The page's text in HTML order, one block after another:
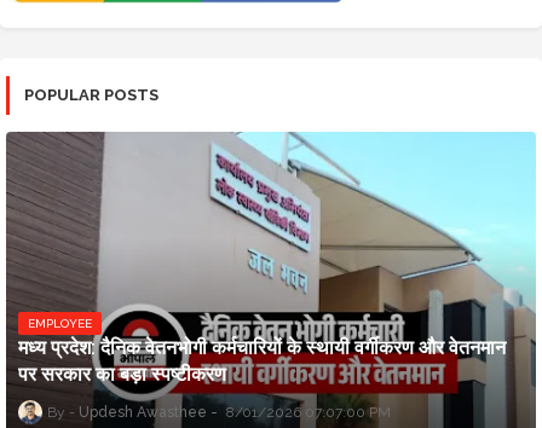
POPULAR POSTS
EMPLOYEE
मध्य प्रदेश: दैनिक वेतनभोगी कर्मचारियों के स्थायी वर्गीकरण और वेतनमान
पर सरकार का बड़ा स्पष्टीकरण
Updesh Awasthee 8/01/2026 07:07:00 PM